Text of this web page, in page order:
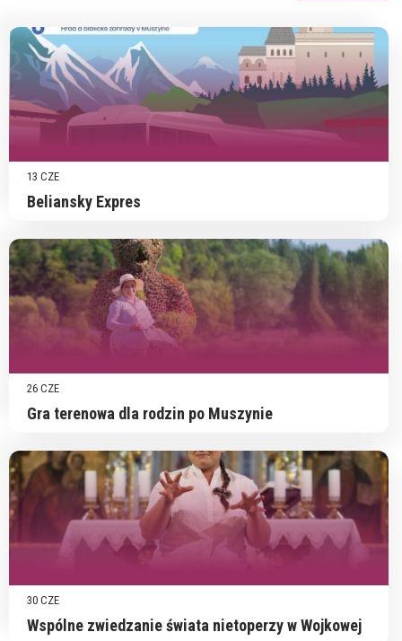
13 CZE
Beliansky Expres
26 CZE
Gra terenowa dla rodzin po Muszynie
30 CZE
Wspólne zwiedzanie świata nietoperzy w Wojkowej